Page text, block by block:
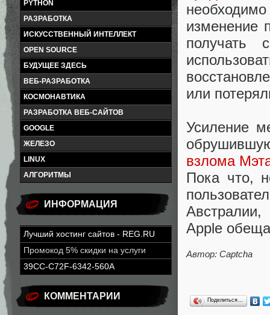
PYTHON
РАЗРАБОТКА
ИСКУССТВЕННЫЙ ИНТЕЛЛЕКТ
OPEN SOURCE
БУДУЩЕЕ ЗДЕСЬ
ВЕБ-РАЗРАБОТКА
КОСМОНАВТИКА
РАЗРАБОТКА ВЕБ-САЙТОВ
GOOGLE
ЖЕЛЕЗО
LINUX
АЛГОРИТМЫ
ИНФОРМАЦИЯ
Лучший хостинг сайтов - REG.RU
Промокод 5% скидки на услуги
39CC-C72F-6342-560A
КОММЕНТАРИИ
изменение
получать
или
Усиление
взлома
Пока что,
Apple
Автор: Captcha
Поделиться…